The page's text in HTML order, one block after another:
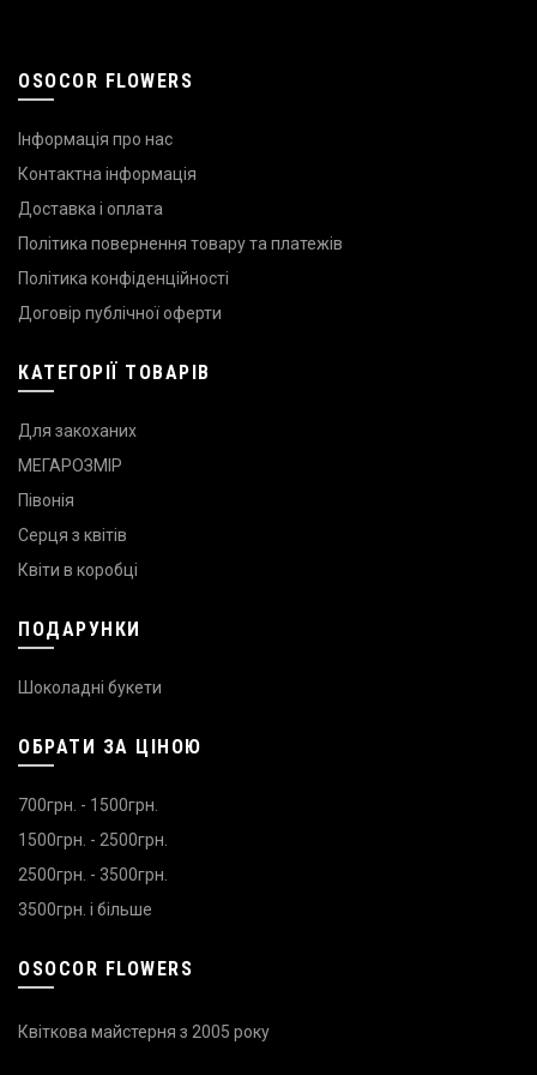
OSOCOR FLOWERS
Інформація про нас
Контактна інформація
Доставка і оплата
Політика повернення товару та платежів
Політика конфіденційності
Договір публічної оферти
КАТЕГОРІЇ ТОВАРІВ
Для закоханих
МЕГАРОЗМІР
Півонія
Серця з квітів
Квіти в коробці
ПОДАРУНКИ
Шоколадні букети
ОБРАТИ ЗА ЦІНОЮ
700грн. - 1500грн.
1500грн. - 2500грн.
2500грн. - 3500грн.
3500грн. і більше
OSOCOR FLOWERS
Квіткова майстерня з 2005 року